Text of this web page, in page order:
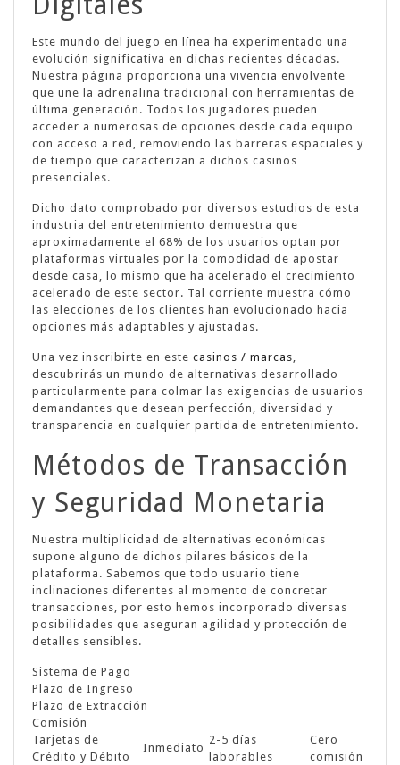
Este mundo del juego en línea ha experimentado una
evolución significativa en dichas recientes décadas.
Nuestra página proporciona una vivencia envolvente
que une la adrenalina tradicional con herramientas de
última generación. Todos los jugadores pueden
acceder a numerosas de opciones desde cada equipo
con acceso a red, removiendo las barreras espaciales y
de tiempo que caracterizan a dichos casinos
presenciales.
Dicho dato comprobado por diversos estudios de esta
industria del entretenimiento demuestra que
aproximadamente el 68% de los usuarios optan por
plataformas virtuales por la comodidad de apostar
desde casa, lo mismo que ha acelerado el crecimiento
acelerado de este sector. Tal corriente muestra cómo
las elecciones de los clientes han evolucionado hacia
opciones más adaptables y ajustadas.
Una vez inscribirte en este casinos / marcas
descubrirás un mundo de alternativas desarrollado
particularmente para colmar las exigencias de usuarios
demandantes que desean perfección, diversidad y
transparencia en cualquier partida de entretenimiento.
Métodos de Transacción
y Seguridad Monetaria
Nuestra multiplicidad de alternativas económicas
supone alguno de dichos pilares básicos de la
plataforma. Sabemos que todo usuario tiene
inclinaciones diferentes al momento de concretar
transacciones, por esto hemos incorporado diversas
posibilidades que aseguran agilidad y protección de
detalles sensibles.
Sistema de Pago
Plazo de Ingreso
Plazo de Extracción
Comisión
Tarjetas de
Crédito y Débito
Inmediato
2-5 días
laborables
Cero
comisión